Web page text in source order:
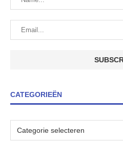
CATEGORIEËN